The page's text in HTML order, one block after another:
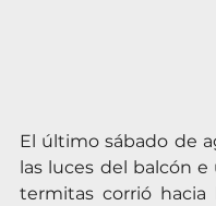
El último sábado de
las luces del balcón
termitas corrió hacia